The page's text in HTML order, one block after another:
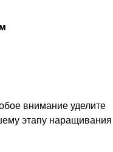
внимание уделите
этапу наращивания